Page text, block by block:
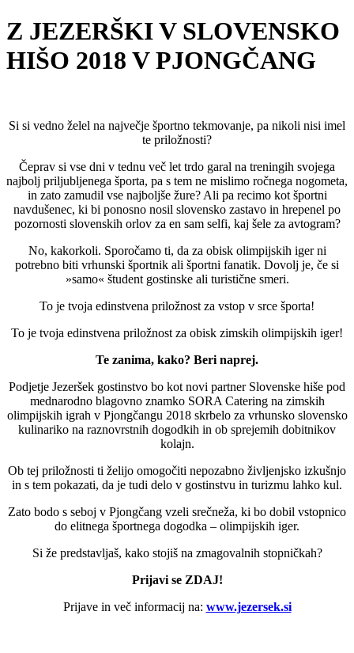
Z JEZERŠKI V SLOVENSKO
HIŠO 2018 V PJONGČANG
Si si vedno želel na največje športno tekmovanje, pa nikoli nisi imel
te priložnosti?
Čeprav si vse dni v tednu več let trdo garal na treningih svojega
najbolj priljubljenega športa, pa s tem ne mislimo ročnega nogometa,
in zato zamudil vse najboljše žure? Ali pa recimo kot športni
navdušenec, ki bi ponosno nosil slovensko zastavo in hrepenel po
pozornosti slovenskih orlov za en sam selfi, kaj šele za avtogram?
No, kakorkoli. Sporočamo ti, da za obisk olimpijskih iger ni
potrebno biti vrhunski športnik ali športni fanatik. Dovolj je, če si
»samo« študent gostinske ali turistične smeri.
To je tvoja edinstvena priložnost za vstop v srce športa!
To je tvoja edinstvena priložnost za obisk zimskih olimpijskih iger!
Te zanima, kako? Beri naprej.
Podjetje Jezeršek gostinstvo bo kot novi partner Slovenske hiše pod
mednarodno blagovno znamko SORA Catering na zimskih
olimpijskih igrah v Pjongčangu 2018 skrbelo za vrhunsko slovensko
kulinariko na raznovrstnih dogodkih in ob sprejemih dobitnikov
kolajn.
Ob tej priložnosti ti želijo omogočiti nepozabno življenjsko izkušnjo
in s tem pokazati, da je tudi delo v gostinstvu in turizmu lahko kul.
Zato bodo s seboj v Pjongčang vzeli srečneža, ki bo dobil vstopnico
do elitnega športnega dogodka – olimpijskih iger.
Si že predstavljaš, kako stojiš na zmagovalnih stopničkah?
Prijavi se ZDAJ!
Prijave in več informacij na: www.jezersek.si